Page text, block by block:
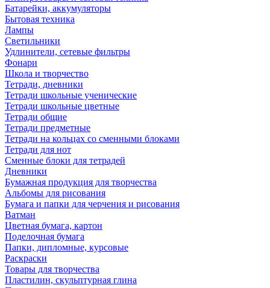
Батарейки, аккумуляторы
Бытовая техника
Лампы
Светильники
Удлинители, сетевые фильтры
Фонари
Школа и творчество
Тетради, дневники
Тетради школьные ученические
Тетради школьные цветные
Тетради общие
Тетради предметные
Тетради на кольцах со сменными блоками
Тетради для нот
Сменные блоки для тетрадей
Дневники
Бумажная продукция для творчества
Альбомы для рисования
Бумага и папки для черчения и рисования
Ватман
Цветная бумага, картон
Поделочная бумага
Папки, дипломные, курсовые
Раскраски
Товары для творчества
Пластилин, скульптурная глина